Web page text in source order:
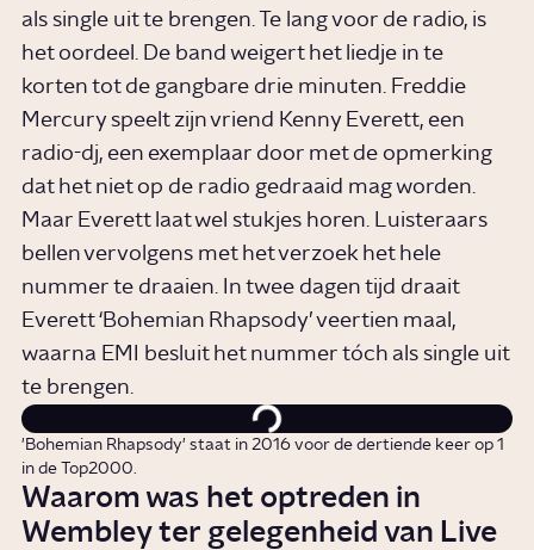
als single uit te brengen. Te lang voor de radio, is
het oordeel. De band weigert het liedje in te
korten tot de gangbare drie minuten. Freddie
Mercury speelt zijn vriend Kenny Everett, een
radio-dj, een exemplaar door met de opmerking
dat het niet op de radio gedraaid mag worden.
Maar Everett laat wel stukjes horen. Luisteraars
bellen vervolgens met het verzoek het hele
nummer te draaien. In twee dagen tijd draait
Everett ‘Bohemian Rhapsody’ veertien maal,
waarna EMI besluit het nummer tóch als single uit
te brengen.
'Bohemian Rhapsody' staat in 2016 voor de dertiende keer op 1
in de Top2000.
Waarom was het optreden in
Wembley ter gelegenheid van Live